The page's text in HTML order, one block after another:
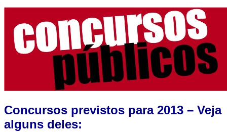
Concursos previstos para 2013 – Veja
alguns deles: